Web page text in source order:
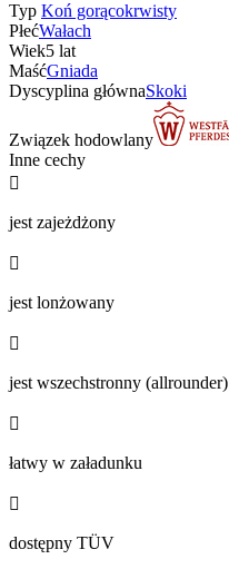
Typ Koń gorącokrwisty
PłećWałach
Wiek5 lat
MaśćGniada
Dyscyplina głównaSkoki
Związek hodowlany
Inne cechy

jest zajeżdżony

jest lonżowany

jest wszechstronny (allrounder)

łatwy w załadunku

dostępny TÜV